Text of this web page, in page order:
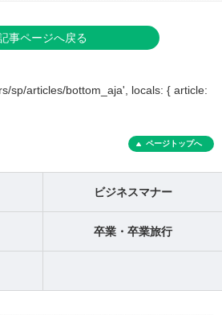
事ページへ戻る
sp/articles/bottom_aja', locals: { article:
ページトップへ
ビジネスマナー
卒業・卒業旅行